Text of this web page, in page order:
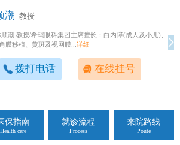
潮 教授
顺潮 教授/希玛眼科集团主席擅长：白内障(成人及小儿)、
膜移植、黄斑及视网膜... 详细
拨打电话 在线挂号
保指南
Health care
就诊流程
Process
来院路线
Poute